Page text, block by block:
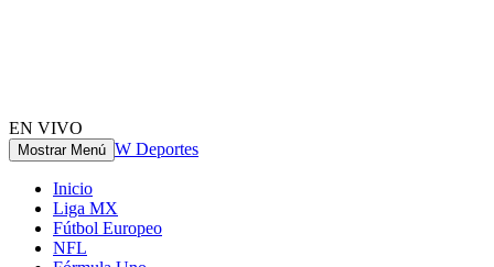
EN VIVO
Mostrar Menú W Deportes
Inicio
Liga MX
Fútbol Europeo
NFL